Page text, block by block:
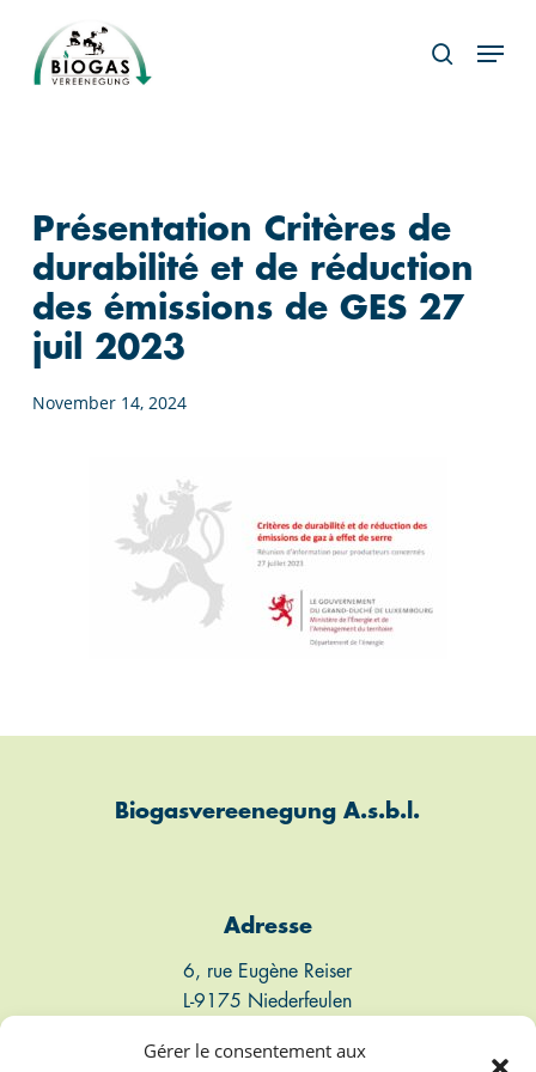
Gérer le consentement aux
main
search
Présentation Critères de
durabilité et de réduction
des émissions de GES 27
juil 2023
November 14, 2024
Biogasvereenegung A.s.b.l.
Adresse
6, rue Eugène Reiser
L-9175 Niederfeulen